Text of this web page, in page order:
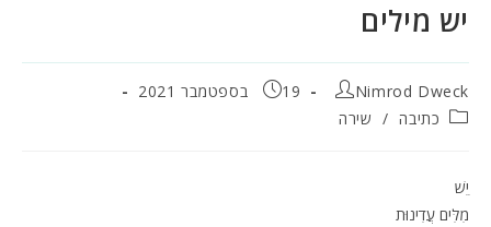
יש מילים
מחבר:
Nimrod Dweck פורסם:
19 בספטמבר 2021
קטגוריה:
כתיבה / שירה
יֵשׁ
מִלִּים עֲדִינוּת